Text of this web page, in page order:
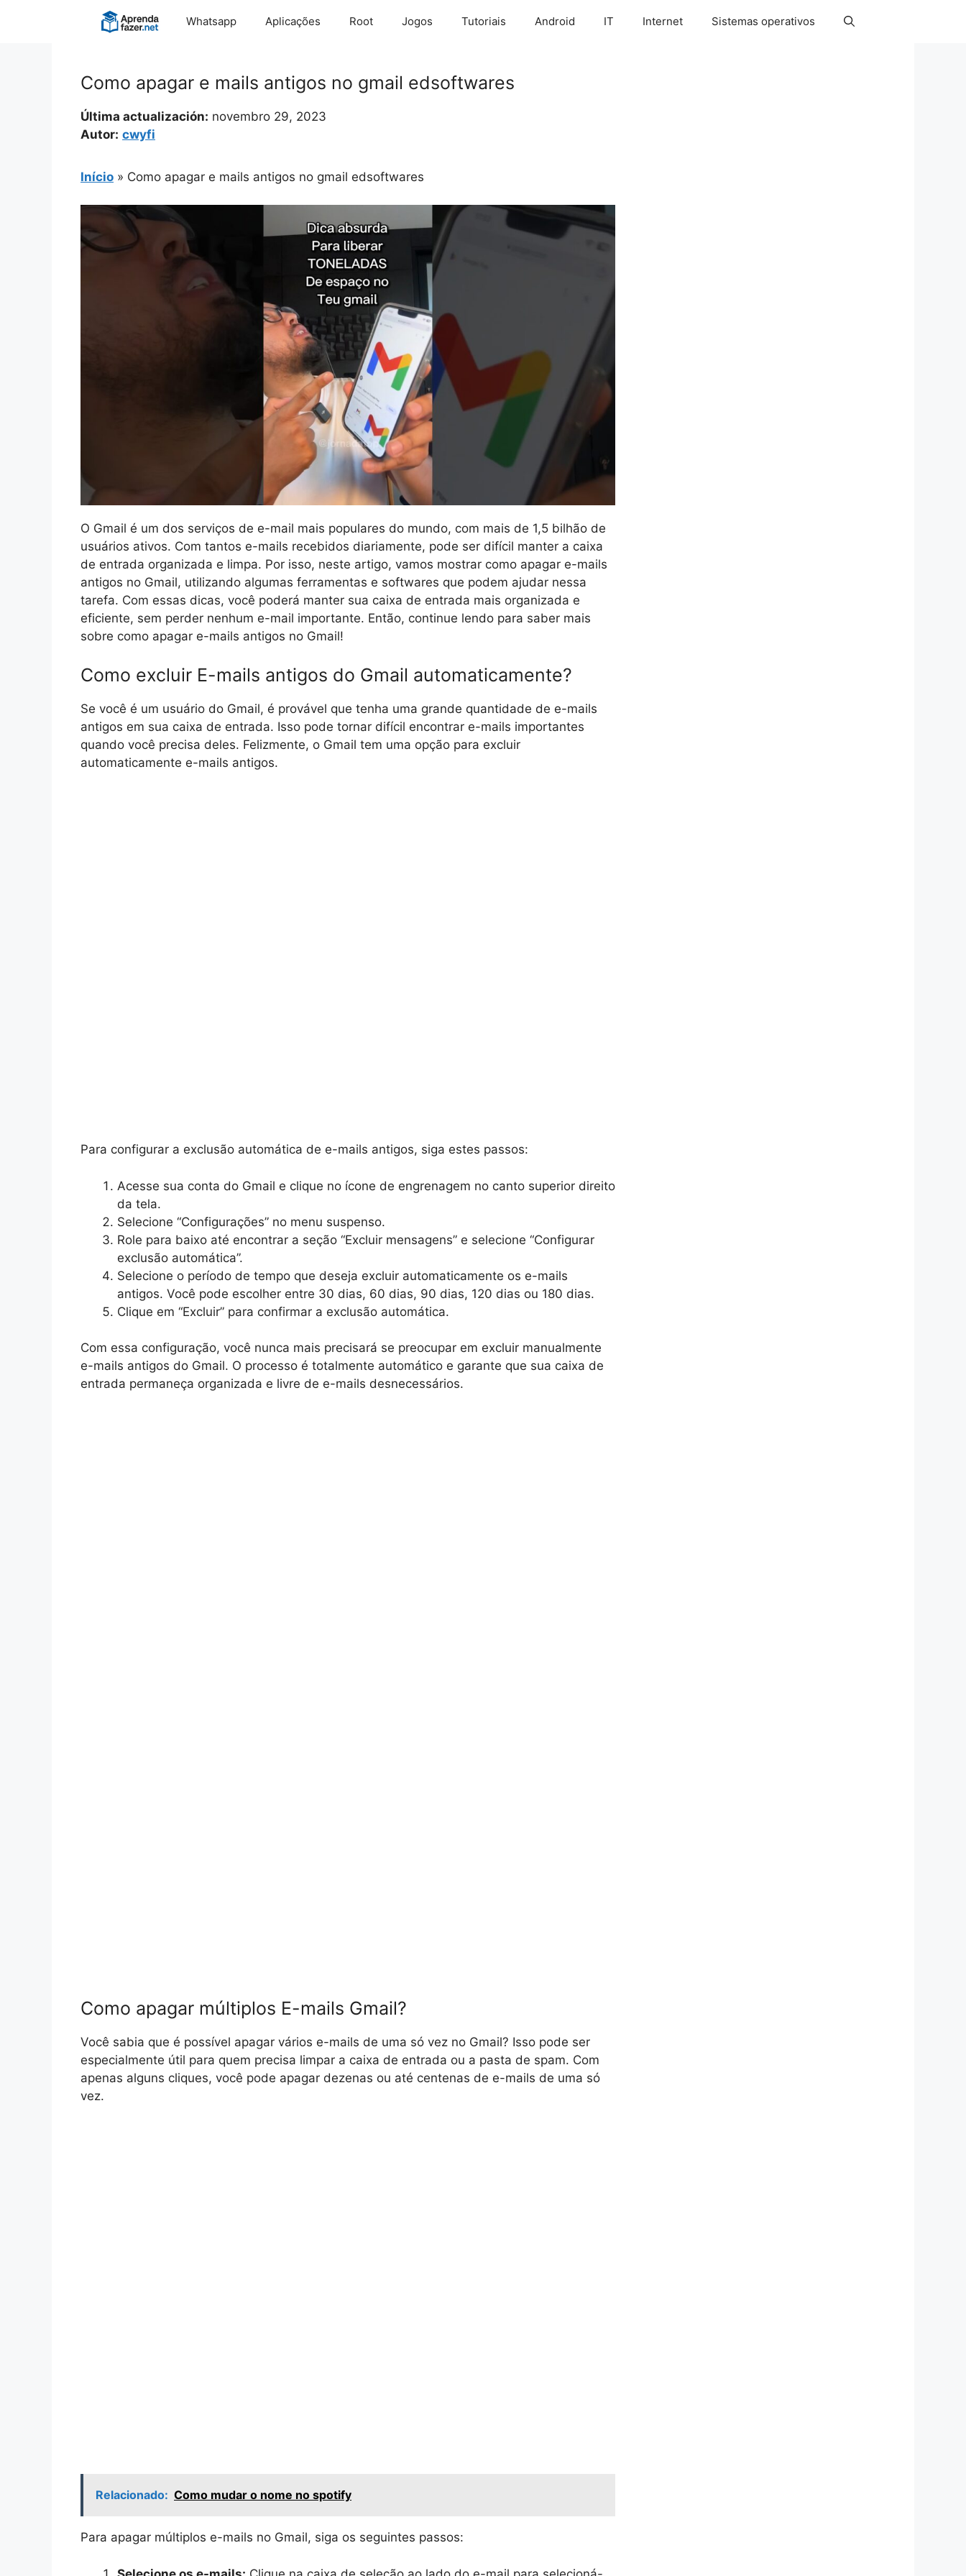
Whatsapp Aplicações Root Jogos Tutoriais Android IT Internet Sistemas operativos
Como apagar e mails antigos no gmail edsoftwares
Última actualización: novembro 29, 2023
Autor: cwyfi
Início » Como apagar e mails antigos no gmail edsoftwares
O Gmail é um dos serviços de e-mail mais populares do mundo, com mais de 1,5 bilhão de
usuários ativos. Com tantos e-mails recebidos diariamente, pode ser difícil manter a caixa
de entrada organizada e limpa. Por isso, neste artigo, vamos mostrar como apagar e-mails
antigos no Gmail, utilizando algumas ferramentas e softwares que podem ajudar nessa
tarefa. Com essas dicas, você poderá manter sua caixa de entrada mais organizada e
eficiente, sem perder nenhum e-mail importante. Então, continue lendo para saber mais
sobre como apagar e-mails antigos no Gmail!
Como excluir E-mails antigos do Gmail automaticamente?
Se você é um usuário do Gmail, é provável que tenha uma grande quantidade de e-mails
antigos em sua caixa de entrada. Isso pode tornar difícil encontrar e-mails importantes
quando você precisa deles. Felizmente, o Gmail tem uma opção para excluir
automaticamente e-mails antigos.
Para configurar a exclusão automática de e-mails antigos, siga estes passos:
Acesse sua conta do Gmail e clique no ícone de engrenagem no canto superior direito
da tela.
Selecione “Configurações” no menu suspenso.
Role para baixo até encontrar a seção “Excluir mensagens” e selecione “Configurar
exclusão automática”.
Selecione o período de tempo que deseja excluir automaticamente os e-mails
antigos. Você pode escolher entre 30 dias, 60 dias, 90 dias, 120 dias ou 180 dias.
Clique em “Excluir” para confirmar a exclusão automática.
Com essa configuração, você nunca mais precisará se preocupar em excluir manualmente
e-mails antigos do Gmail. O processo é totalmente automático e garante que sua caixa de
entrada permaneça organizada e livre de e-mails desnecessários.
Como apagar múltiplos E-mails Gmail?
Você sabia que é possível apagar vários e-mails de uma só vez no Gmail? Isso pode ser
especialmente útil para quem precisa limpar a caixa de entrada ou a pasta de spam. Com
apenas alguns cliques, você pode apagar dezenas ou até centenas de e-mails de uma só
vez.
Relacionado: Como mudar o nome no spotify
Para apagar múltiplos e-mails no Gmail, siga os seguintes passos: